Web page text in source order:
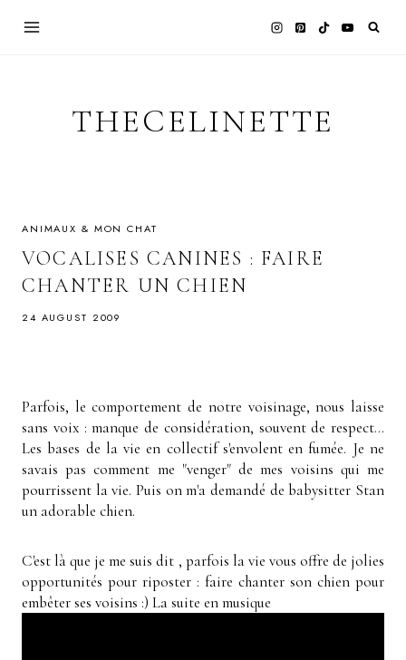
THECELINETTE
ANIMAUX & MON CHAT
VOCALISES CANINES : FAIRE
CHANTER UN CHIEN
24 AUGUST 2009
Parfois, le comportement de notre voisinage, nous laisse
sans voix : manque de considération, souvent de respect...
Les bases de la vie en collectif s'envolent en fumée. Je ne
savais pas comment me "venger" de mes voisins qui me
pourrissent la vie. Puis on m'a demandé de babysitter Stan
un adorable chien.
C'est là que je me suis dit , parfois la vie vous offre de jolies
opportunités pour riposter : faire chanter son chien pour
embêter ses voisins :) La suite en musique